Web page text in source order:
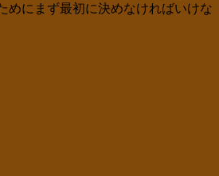
めにまず最初に決めなければいけな